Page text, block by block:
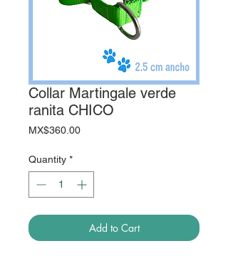
Collar Martingale verde
ranita CHICO
MX$360.00Price
Quantity *
Add to Cart